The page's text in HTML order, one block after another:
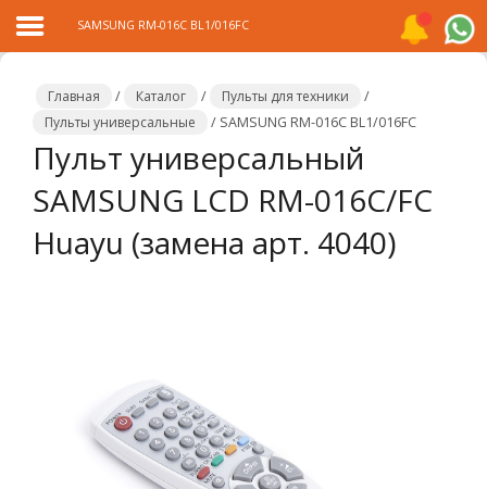
Главная
Каталог
Распродажа
Сотрудничество
SAMSUNG RM-016C BL1/016FC
Главная / Каталог / Пульты для техники
/
Пульты универсальные
/ SAMSUNG RM-016C BL1/016FC
Пульт универсальный
SAMSUNG LCD RM-016C/FC
Huayu (замена арт. 4040)